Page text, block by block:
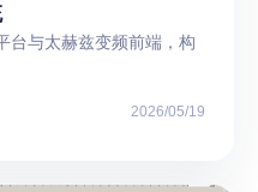
台与太赫兹变频前端，构
2026/05/19